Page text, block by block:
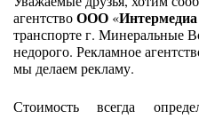
агентствоООО «
транспорте г. Минеральные
недорого. Рекламное
мы делаем рекламу.
Стоимость всегда